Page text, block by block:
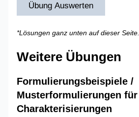
Übung Auswerten
*Lösungen ganz unten auf dieser Seite.
Weitere Übungen
Formulierungsbeispiele /
Musterformulierungen für
Charakterisierungen